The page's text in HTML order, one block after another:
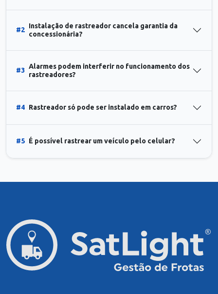
#2
Instalação de rastreador cancela garantia da
concessionária?
#3
Alarmes podem interferir no funcionamento dos
rastreadores?
#4 Rastreador só pode ser instalado em carros?
#5 É possível rastrear um veículo pelo celular?